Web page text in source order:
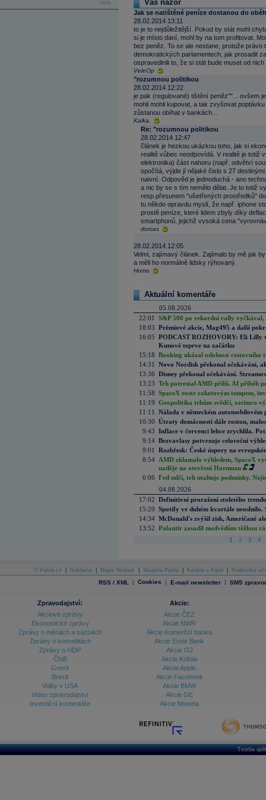
více... Váš názor
Jak se natištěné peníze dostanou do
28.02.2014 13:11
to je to nejdůležitější. Pokud by stát mohl
si je místo daní, mohl by na tom profitovat.
bez peněz. To se ale nestane, protože
demokratických parlamentech, jak prosadit
ospravedlnili to, že si stát bude muset od
VeleOp
"rozumnou politikou
28.02.2014 12:22
je pak (regulované) tištění peněz""... ovšem
mohli mohli kupovat, a tak zvyšovat
zůstanou obíhat v bankách...
Kalka.
Re: "rozumnou politikou
28.02.2014 12:47
článek je hezkou ukázkou toho, jak si
realitě vůbec neodpovídá. V realitě je totiž
elektronika) část nahoru (např. odvětví
spočítá, výjde jí nějaké čislo s 27
naivní. Odpověd je jednoduchá - ano
a nic by se s tím nemělo dělat. Je to totiž
resp.přesunem "ušetřených prostředků"
tu někdo opravdu myslí, že např. iphone
prostě peníze, které lidem zbyly díky
smartphonů, jejichž vysoká cena
dorcas
28.02.2014 12:05
Velmi, zajímavý článek. Zajímalo by mě jak
a měli ho normálně lidsky rýhovaný.
Homo
Aktuální komentáře
05.08.2026
22:01
S&P 500 po rekordní rally vyčkával,
18:03 Prémiové akcie, Mag495 a další
16:05 PODCAST ROZHOVORY: Eli Lilly
Kunové teprve na začátku
15:18 Booking ukázal odolnost cestovního
14:31
Novo Nordisk překonal očekávání,
13:36 Disney překonal očekávání.
13:23 Trh potrestal AMD příliš. AI příběh
11:58 SpaceX roste raketovým tempem,
11:19 Geopolitika trhům svědčí, zatímco
11:11
Nálada v německém automobilovém
10:30 Útraty domácností dále rostou,
9:43 Inflace v červenci lehce zrychlila.
9:14 Bezvavlasy potvrzuje celoroční
9:01
Rozbřesk: České úspory na
8:54 AMD zklamalo výhledem, SpaceX
naděje na otevření Hormuzu
6:06 Fed mlčí, trh utahuje podmínky.
04.08.2026
17:02 Definitivní proražení stoletého
15:20 Spotify ve duhém kvartále neoslnilo.
14:34 McDonald's zvýšil zisk, Američané
13:52 Palantir zasadil medvědům těžkou
1 2 3 4
O Patria.cz Reklama Mapa Stránek Skupina Patria Kariéra v Patrii Podmínky
RSS / XML | Cookies | E-mail newsletter | SMS
Zpravodajství:
Akciové zprávy
Ekonomické zprávy
Zprávy o měnách a sazbách
Zprávy o komoditách
Zprávy o HDP
ČNB
Grexit
Brexit
Volby v USA
Video zpravodajství
Investiční komentáře
Akcie:
Akcie ČEZ
Akcie NWR
Akcie Komerční banka
Akcie Erste Bank
Akcie O2
Akcie Kofola
Akcie Apple
Akcie Facebook
Akcie BMW
Akcie GE
Akcie Moneta
Tvorba